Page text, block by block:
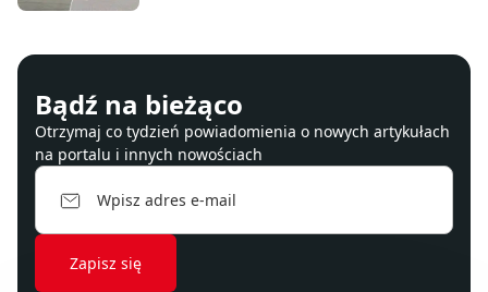
Bądź na bieżąco
Otrzymaj co tydzień powiadomienia o nowych artykułach
na portalu i innych nowościach